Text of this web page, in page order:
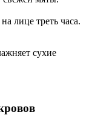
лице треть часа.
сухие